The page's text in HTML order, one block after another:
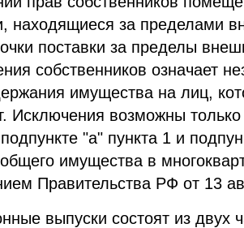
находящиеся за пределами
поставки за пределы
собственников означает
имущества на лиц,
Исключения возможны только
"а" пункта 1 и
имущества в
Правительства РФ от 13
выпуски состоят из двух